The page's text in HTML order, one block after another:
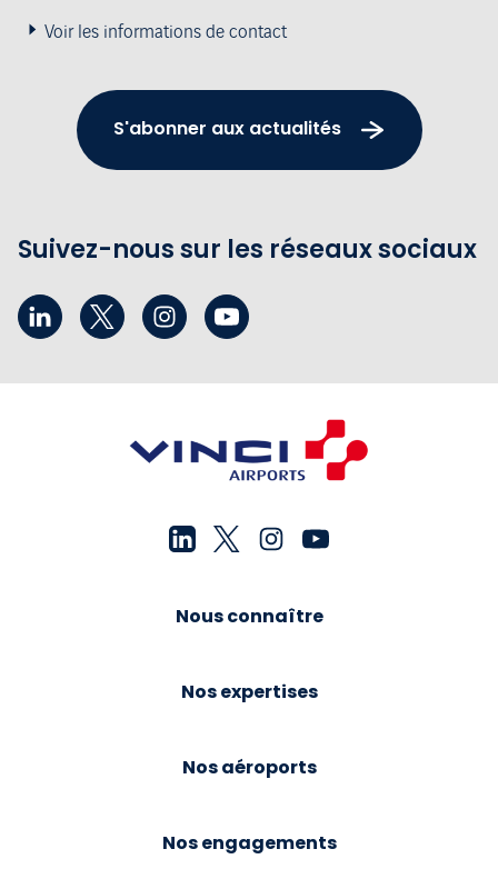
Voir les informations de contact
S'abonner aux actualités
Suivez-nous sur les réseaux sociaux
Nous connaître
Nos expertises
Nos aéroports
Nos engagements